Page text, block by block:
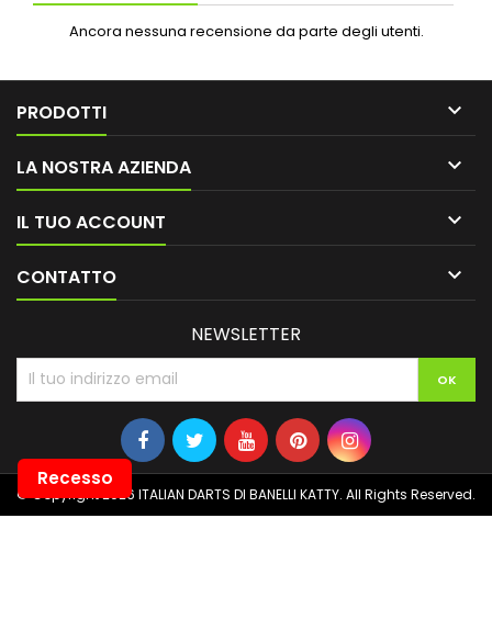
Ancora nessuna recensione da parte degli utenti.
PRODOTTI 
LA NOSTRA AZIENDA 
IL TUO ACCOUNT 
CONTATTO 
NEWSLETTER
© Copyright 2026 ITALIAN DARTS DI BANELLI KATTY. All Rights Reserved.
Recesso